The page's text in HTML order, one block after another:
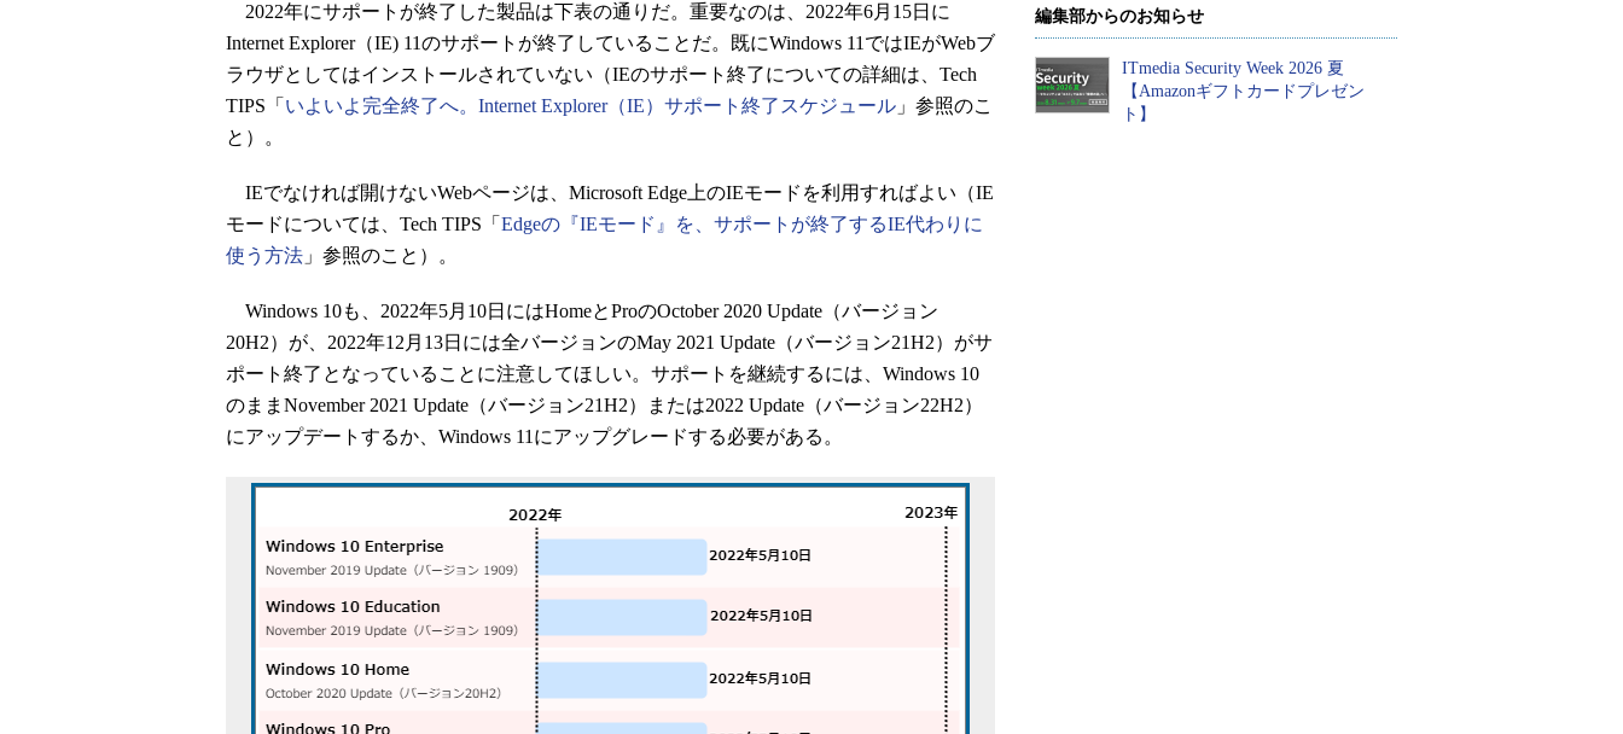
2022年にサポートが終了した製品は下表の通りだ。重要なのは、2022年6月15日に
Internet Explorer（IE) 11のサポートが終了していることだ。既にWindows 11ではIEがWebブ
ラウザとしてはインストールされていない（IEのサポート終了についての詳細は、Tech
TIPS「 いよいよ完全終了へ。Internet Explorer（IE）サポート終了スケジュール 」参照のこ
と）。
IEでなければ開けないWebページは、Microsoft Edge上のIEモードを利用すればよい（IE
モードについては、Tech TIPS「 Edgeの『IEモード』を、サポートが終了するIE代わりに
使う方法 」参照のこと）。
Windows 10も、2022年5月10日にはHomeとProのOctober 2020 Update（バージョン
20H2）が、2022年12月13日には全バージョンのMay 2021 Update（バージョン21H2）がサ
ポート終了となっていることに注意してほしい。サポートを継続するには、Windows 10
のままNovember 2021 Update（バージョン21H2）または2022 Update（バージョン22H2）
にアップデートするか、Windows 11にアップグレードする必要がある。
編集部からのお知らせ
ITmedia Security Week 2026 夏
【Amazonギフトカードプレゼン
ト】